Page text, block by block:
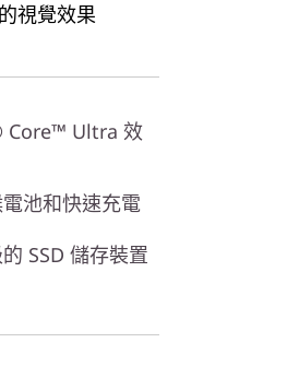
視覺效果
Ultra 效
池和快速充電
SSD 儲存裝置